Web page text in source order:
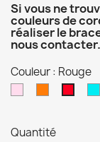
Si vous ne
couleurs de
réaliser le
nous contacter.
Couleur : Rouge
Quantité